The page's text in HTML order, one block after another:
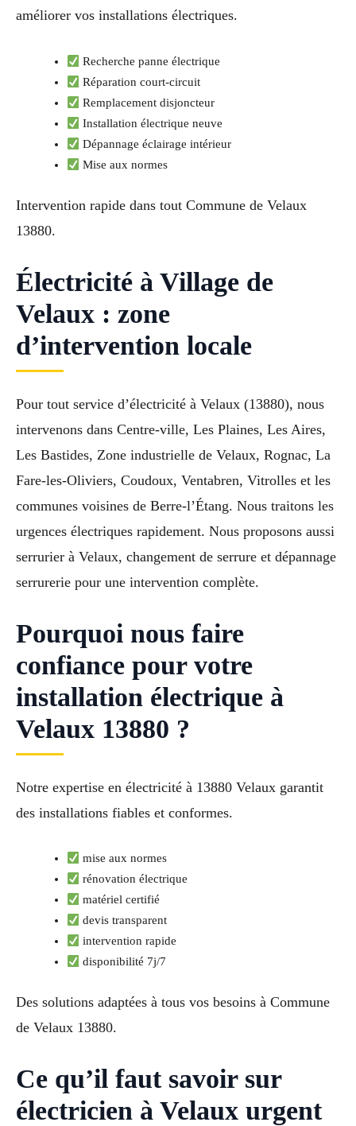
améliorer vos installations électriques.
Recherche panne électrique
Réparation court-circuit
Remplacement disjoncteur
Installation électrique neuve
Dépannage éclairage intérieur
Mise aux normes
Intervention rapide dans tout Commune de Velaux
13880.
Électricité à Village de
Velaux : zone
d’intervention locale
Pour tout service d’électricité à Velaux (13880), nous
intervenons dans Centre-ville, Les Plaines, Les Aires,
Les Bastides, Zone industrielle de Velaux, Rognac, La
Fare-les-Oliviers, Coudoux, Ventabren, Vitrolles et les
communes voisines de Berre-l’Étang. Nous traitons les
urgences électriques rapidement. Nous proposons aussi
serrurier à Velaux, changement de serrure et dépannage
serrurerie pour une intervention complète.
Pourquoi nous faire
confiance pour votre
installation électrique à
Velaux 13880 ?
Notre expertise en électricité à 13880 Velaux garantit
des installations fiables et conformes.
mise aux normes
rénovation électrique
matériel certifié
devis transparent
intervention rapide
disponibilité 7j/7
Des solutions adaptées à tous vos besoins à Commune
de Velaux 13880.
Ce qu’il faut savoir sur
électricien à Velaux urgent